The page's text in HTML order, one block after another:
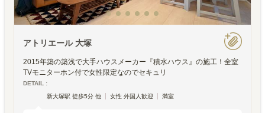
アトリエール 大塚
2015年築の築浅で大手ハウスメーカー『積水ハウス』の施工！全室
TVモニターホン付で女性限定なのでセキュリ
DETAIL :
新大塚駅 徒歩5分 他
女性 外国人歓迎 満室